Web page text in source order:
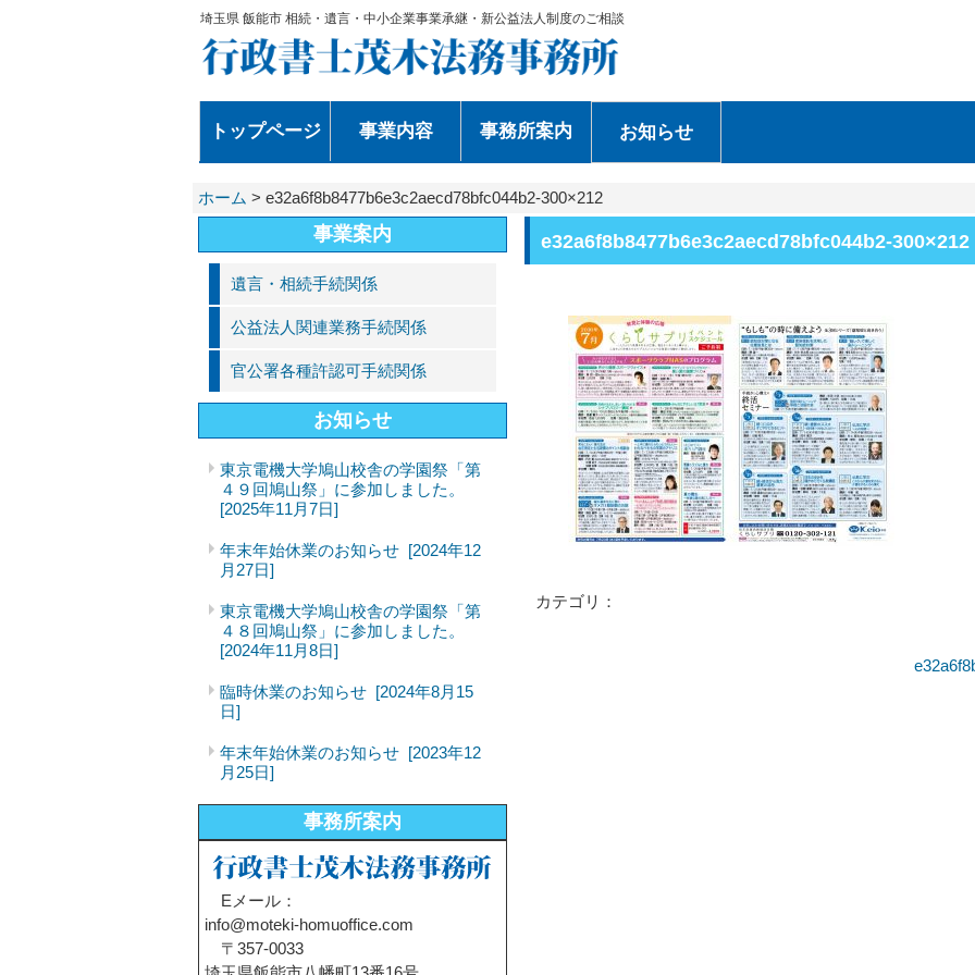
埼玉県 飯能市 相続・遺言・中小企業事業承継・新公益法人制度のご相談
トップページ 事業内容 事務所案内 お知らせ
ホーム > e32a6f8b8477b6e3c2aecd78bfc044b2-300×212
e32a6f8b8477b6e3c2aecd78bfc044b2-300×212
カテゴリ：
事業案内
遺言・相続手続関係
公益法人関連業務手続関係
官公署各種許認可手続関係
お知らせ
東京電機大学鳩山校舎の学園祭「第
４９回鳩山祭」に参加しました。
[2025年11月7日]
年末年始休業のお知らせ [2024年12
月27日]
東京電機大学鳩山校舎の学園祭「第
４８回鳩山祭」に参加しました。
[2024年11月8日]
臨時休業のお知らせ [2024年8月15
日]
年末年始休業のお知らせ [2023年12
月25日]
事務所案内
Eメール：
info@moteki-homuoffice.com
〒357-0033